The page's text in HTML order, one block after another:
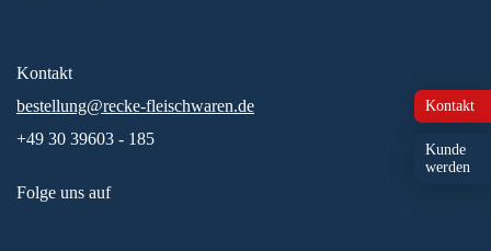
Kontakt
Kunde
werden
Kontakt
bestellung@recke-fleischwaren.de
+49 30 39603 - 185
Folge uns auf